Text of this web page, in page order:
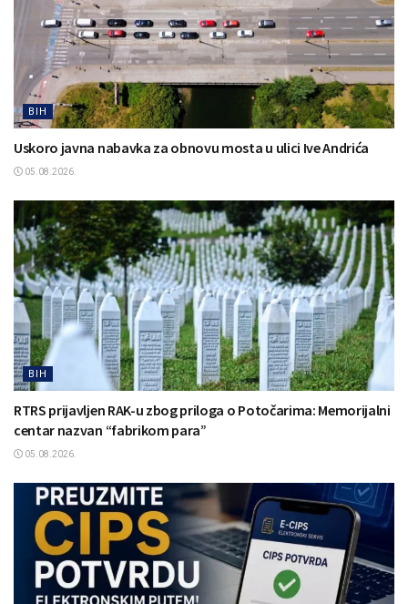
BIH
Uskoro javna nabavka za obnovu mosta u ulici Ive Andrića
05.08.2026.
BIH
RTRS prijavljen RAK-u zbog priloga o Potočarima: Memorijalni
centar nazvan “fabrikom para”
05.08.2026.